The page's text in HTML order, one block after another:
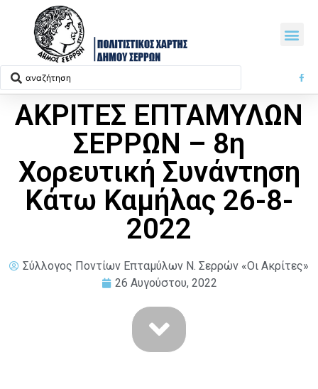
ΑΚΡΙΤΕΣ ΕΠΤΑΜΥΛΩΝ
ΣΕΡΡΩΝ – 8η
Χορευτική Συνάντηση
Κάτω Καμήλας 26-8-
2022
Σύλλογος Ποντίων Επταμύλων N. Σερρών «Οι Ακρίτες»
26 Αυγούστου, 2022